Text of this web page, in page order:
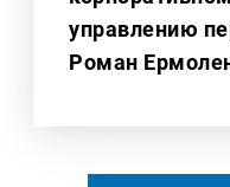
управлению
Роман